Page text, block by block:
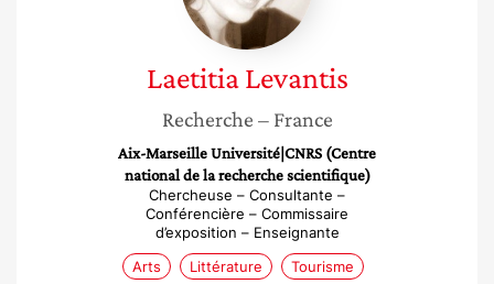
Laetitia Levantis
Recherche – France
Aix-Marseille Université|CNRS (Centre
national de la recherche scientifique)
Chercheuse – Consultante –
Conférencière – Commissaire
d’exposition – Enseignante
Arts
Littérature Tourisme